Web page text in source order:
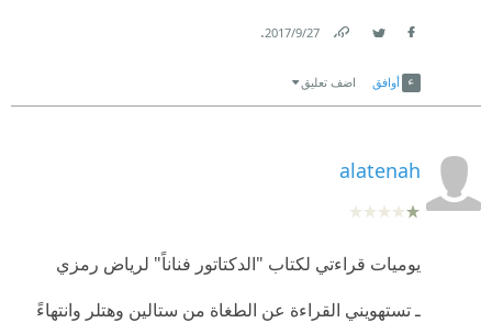
27‏/9‏/2017
.
أوافق اضف تعليق
alatenah
يوميات قراءتي لكتاب "الدكتاتور فناناً" لرياض رمزي
ـ تستهويني القراءة عن الطغاة من ستالين وهتلر وانتهاءً